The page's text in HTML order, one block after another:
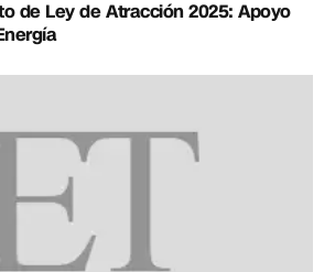
de Ley de Atracción 2025: Apoyo